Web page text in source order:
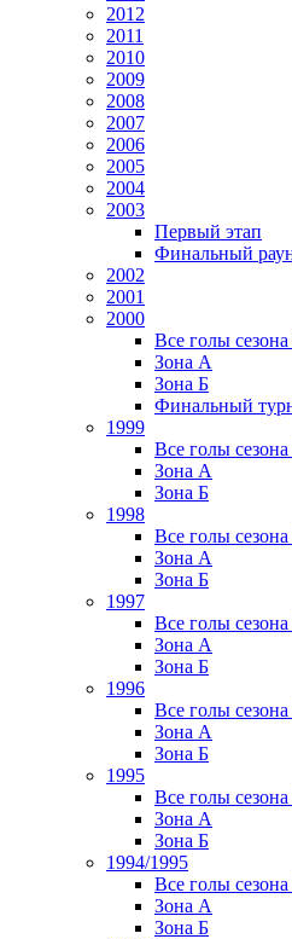
2012
2011
2010
2009
2008
2007
2006
2005
2004
2003
Первый этап
Финальный
2002
2001
2000
Все голы
Зона А
Зона Б
Финальный
1999
Все голы
Зона А
Зона Б
1998
Все голы
Зона А
Зона Б
1997
Все голы
Зона А
Зона Б
1996
Все голы
Зона А
Зона Б
1995
Все голы
Зона А
Зона Б
1994/1995
Все голы
Зона А
Зона Б